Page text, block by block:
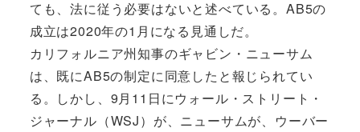
ても、法に従う必要はないと述べている。AB5の
成立は2020年の1月になる見通しだ。
カリフォルニア州知事のギャビン・ニューサム
は、既にAB5の制定に同意したと報じられてい
る。しかし、9月11日にウォール・ストリート・
ジャーナル（WSJ）が、ニューサムが、ウーバー